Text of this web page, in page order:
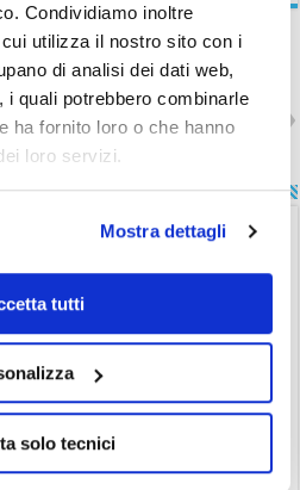
Condividiamo inoltre
utilizza il nostro sito con i
di analisi dei dati web,
i quali potrebbero combinarle
ha fornito loro o che hanno
loro servizi.
Mostra dettagli
tutti
solo tecnici
Next
Vasche SPA idromassaggio